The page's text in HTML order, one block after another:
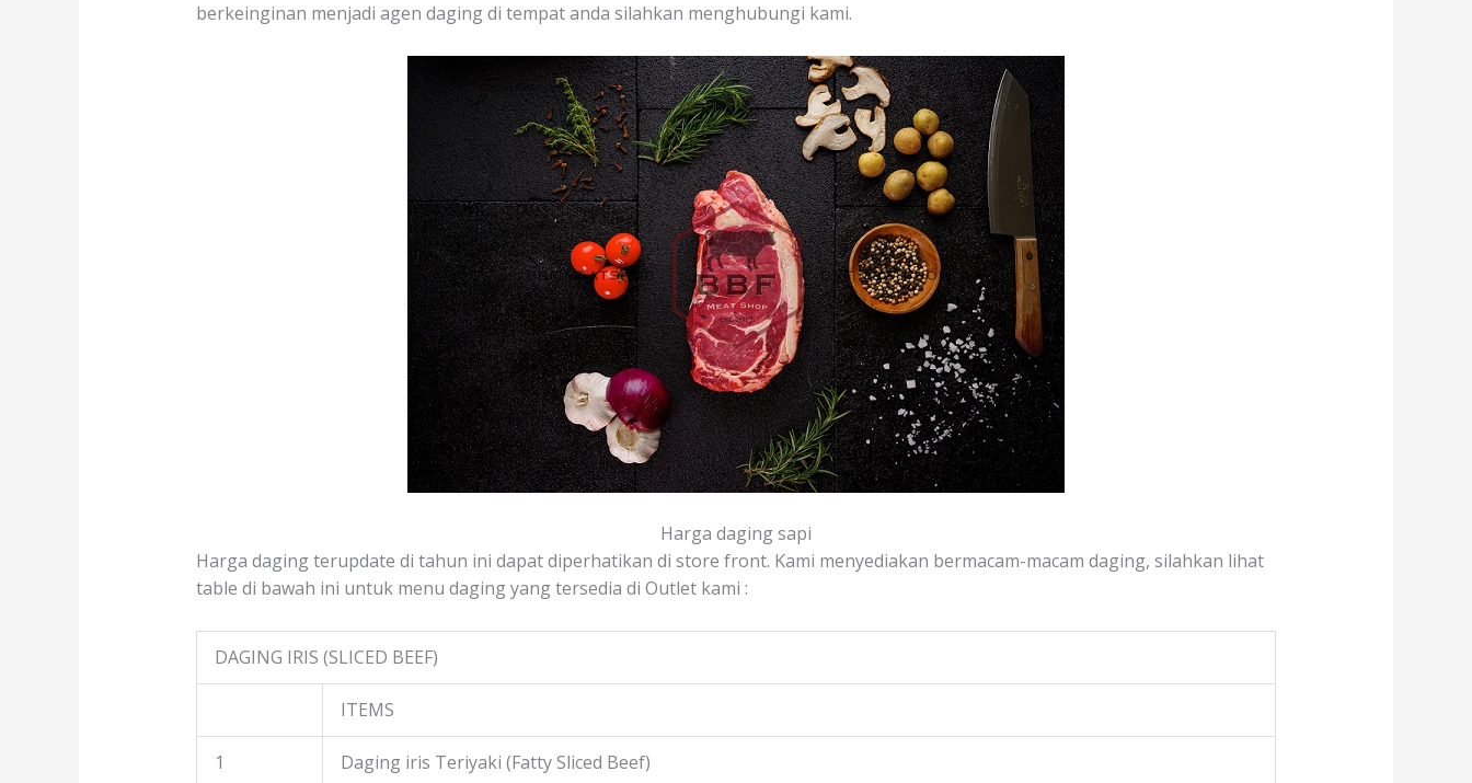
berkeinginan menjadi agen daging di tempat anda silahkan menghubungi kami.
Harga daging sapi
Harga daging terupdate di tahun ini dapat diperhatikan di store front. Kami menyediakan bermacam-macam daging, silahkan lihat
table di bawah ini untuk menu daging yang tersedia di Outlet kami :
DAGING IRIS (SLICED BEEF)
ITEMS
1 Daging iris Teriyaki (Fatty Sliced Beef)